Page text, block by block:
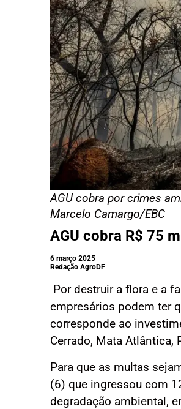
AGU cobra por crimes
Marcelo Camargo/EBC
AGU cobra R$ 75
6 março 2025
Redação AgroDF
Por destruir a flora e a
empresários podem ter
corresponde ao
Cerrado, Mata Atlântica,
Para que as multas
(6) que ingressou com
degradação ambiental,